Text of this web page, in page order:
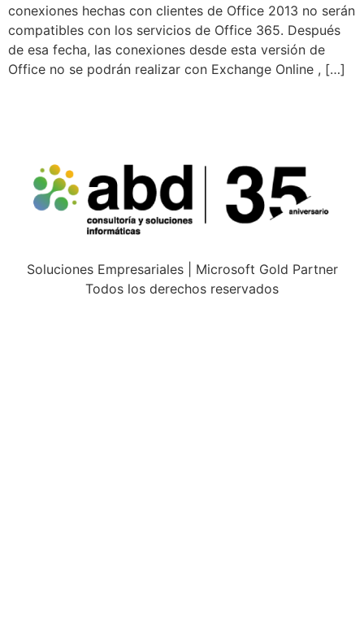
conexiones hechas con clientes de Office 2013 no serán
compatibles con los servicios de Office 365. Después
de esa fecha, las conexiones desde esta versión de
Office no se podrán realizar con Exchange Online , […]
Soluciones Empresariales | Microsoft Gold Partner
Todos los derechos reservados